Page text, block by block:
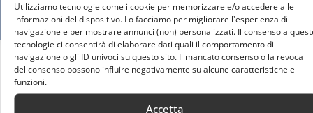
Utilizziamo tecnologie come i cookie per memorizzare e/o accedere alle
informazioni del dispositivo. Lo facciamo per migliorare l'esperienza di
navigazione e per mostrare annunci (non) personalizzati. Il consenso a
tecnologie ci consentirà di elaborare dati quali il comportamento di
navigazione o gli ID univoci su questo sito. Il mancato consenso o la revoca
del consenso possono influire negativamente su alcune caratteristiche e
funzioni.
Accetta
Home Sumo e benessere fisico: esempi da Milano